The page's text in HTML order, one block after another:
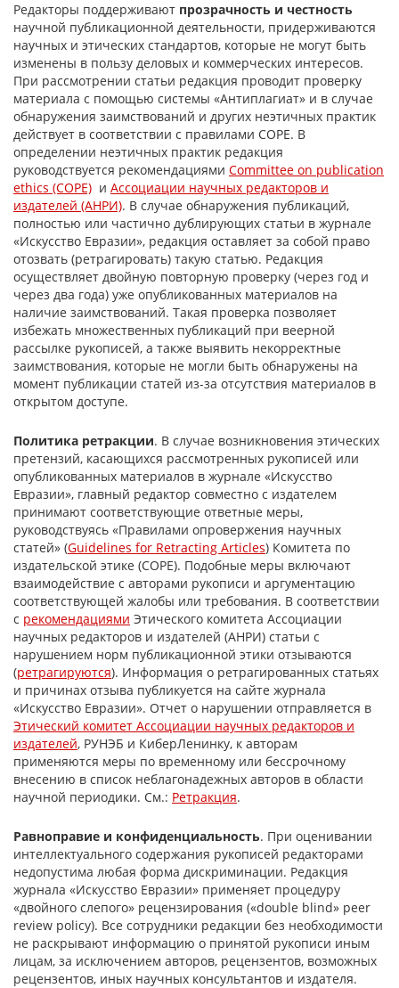
Редакторы поддерживают прозрачность и честность
научной публикационной деятельности, придерживаются
научных и этических стандартов, которые не могут быть
изменены в пользу деловых и коммерческих интересов.
При рассмотрении статьи редакция проводит проверку
материала с помощью системы «Антиплагиат» и в случае
обнаружения заимствований и других неэтичных практик
действует в соответствии с правилами COPE. В
определении неэтичных практик редакция
руководствуется рекомендациями Committee on publication
ethics (COPE) и Ассоциации научных редакторов и
издателей (АНРИ). В случае обнаружения публикаций,
полностью или частично дублирующих статьи в журнале
«Искусство Евразии», редакция оставляет за собой право
отозвать (ретрагировать) такую статью. Редакция
осуществляет двойную повторную проверку (через год и
через два года) уже опубликованных материалов на
наличие заимствований. Такая проверка позволяет
избежать множественных публикаций при веерной
рассылке рукописей, а также выявить некорректные
заимствования, которые не могли быть обнаружены на
момент публикации статей из-за отсутствия материалов в
открытом доступе.
Политика ретракции. В случае возникновения этических
претензий, касающихся рассмотренных рукописей или
опубликованных материалов в журнале «Искусство
Евразии», главный редактор совместно с издателем
принимают соответствующие ответные меры,
руководствуясь «Правилами опровержения научных
статей» (Guidelines for Retracting Articles) Комитета по
издательской этике (COPE). Подобные меры включают
взаимодействие с авторами рукописи и аргументацию
соответствующей жалобы или требования. В соответствии
с рекомендациями Этического комитета Ассоциации
научных редакторов и издателей (АНРИ) статьи с
нарушением норм публикационной этики отзываются
(ретрагируются). Информация о ретрагированных статьях
и причинах отзыва публикуется на сайте журнала
«Искусство Евразии». Отчет о нарушении отправляется в
Этический комитет Ассоциации научных редакторов и
издателей, РУНЭБ и КиберЛенинку, к авторам
применяются меры по временному или бессрочному
внесению в список неблагонадежных авторов в области
научной периодики. См.: Ретракция.
Равноправие и конфиденциальность. При оценивании
интеллектуального содержания рукописей редакторами
недопустима любая форма дискриминации. Редакция
журнала «Искусство Евразии» применяет процедуру
«двойного слепого» рецензирования («double blind» peer
review policy). Все сотрудники редакции без необходимости
не раскрывают информацию о принятой рукописи иным
лицам, за исключением авторов, рецензентов, возможных
рецензентов, иных научных консультантов и издателя.